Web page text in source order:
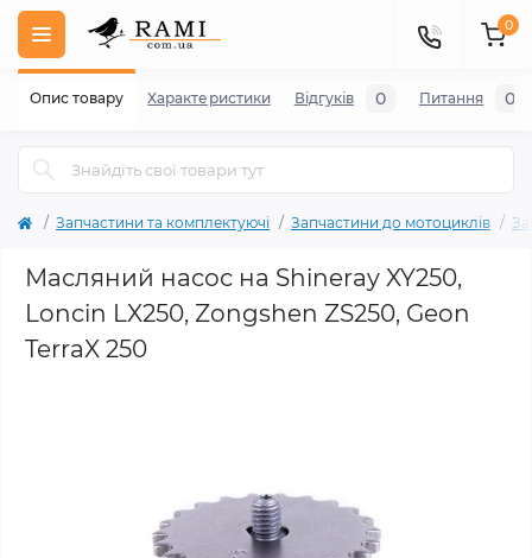
0
Запчастини та комплектуючі Запчастини до мотоциклів
Масляний насос на Shineray XY250,
Loncin LX250, Zongshen ZS250, Geon
TerraX 250
Опис товару Характеристики Відгуків 0 Питання 0